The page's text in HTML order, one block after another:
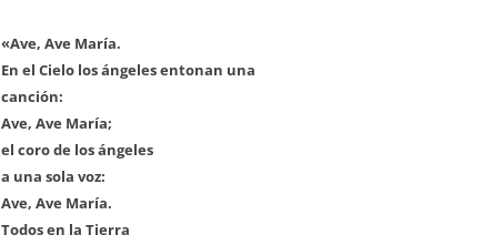
«Ave, Ave María.
En el Cielo los ángeles entonan una
canción:
Ave, Ave María;
el coro de los ángeles
a una sola voz:
Ave, Ave María.
Todos en la Tierra